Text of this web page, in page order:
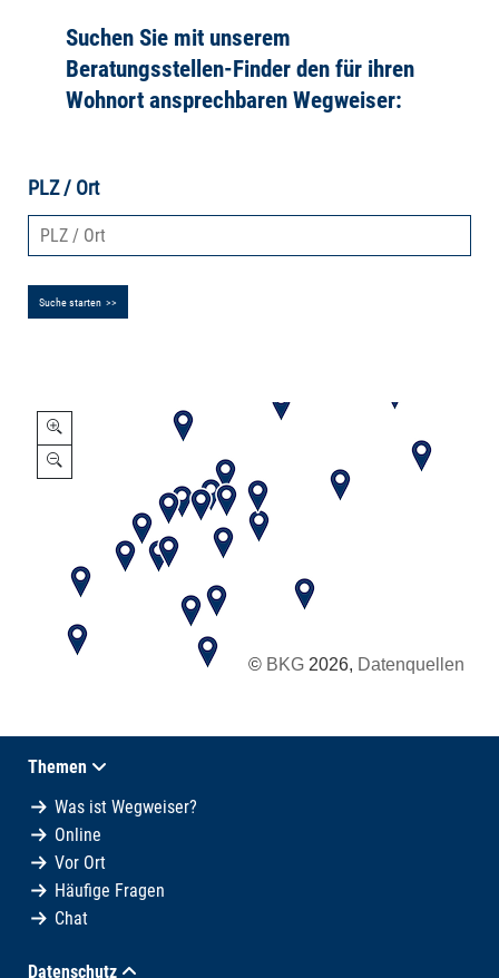
Suchen Sie mit unserem
Beratungsstellen-Finder den für ihren
Wohnort ansprechbaren Wegweiser:
© BKG 2026, Datenquellen
PLZ / Ort
Suche starten
Themen
Was ist Wegweiser?
Online
Vor Ort
Häufige Fragen
Chat
Datenschutz